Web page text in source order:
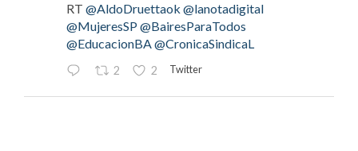
RT @AldoDruettaok @lanotadigital
@MujeresSP@BairesParaTodos
@EducacionBA@CronicaSindicaL
2 2 Twitter